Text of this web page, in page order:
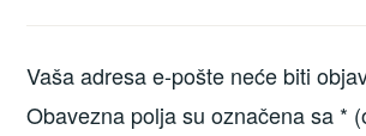
Vaša adresa e-pošte neće biti
Obavezna polja su označena sa *